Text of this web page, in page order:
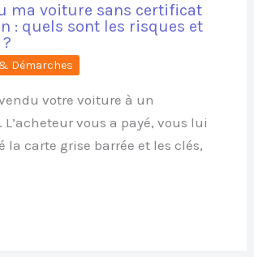
ma voiture sans certificat
: quels sont les risques et
Démarches
votre voiture à un
vous a payé, vous lui
la carte grise barrée et les clés,